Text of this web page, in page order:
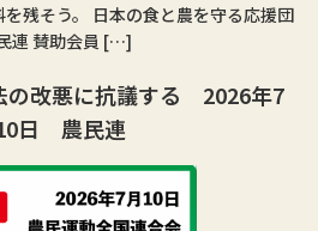
残そう。 日本の食と農を守る応援団
連 賛助会員 […]
の改悪に抗議する 2026年7
日 農民連